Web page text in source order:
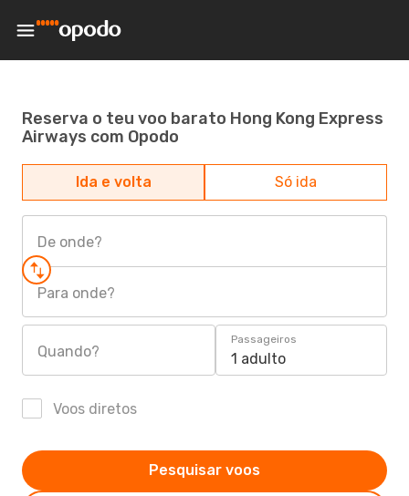
Reserva o teu voo barato Hong Kong Express
Airways com Opodo
Ida e volta Só ida
De onde?
Para onde?
Quando?
Passageiros
1 adulto
Voos diretos
Pesquisar voos